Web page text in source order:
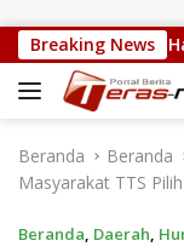
Breaking News
Kritik Publik
Beranda Beranda
Masyarakat TTS
Beranda, Daerah,